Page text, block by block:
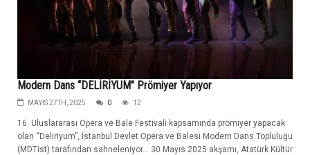
Modern Dans “DELİRİYUM” Prömiyer Yapıyor
MAYIS 27TH, 2025 0 12
16. Uluslararası Opera ve Bale Festivali kapsamında prömiyer yapacak
olan “Deliriyum”, İstanbul Devlet Opera ve Balesi Modern Dans Topluluğu
(MDTist) tarafından sahneleniyor… 30 Mayıs 2025 akşamı, Atatürk Kültür